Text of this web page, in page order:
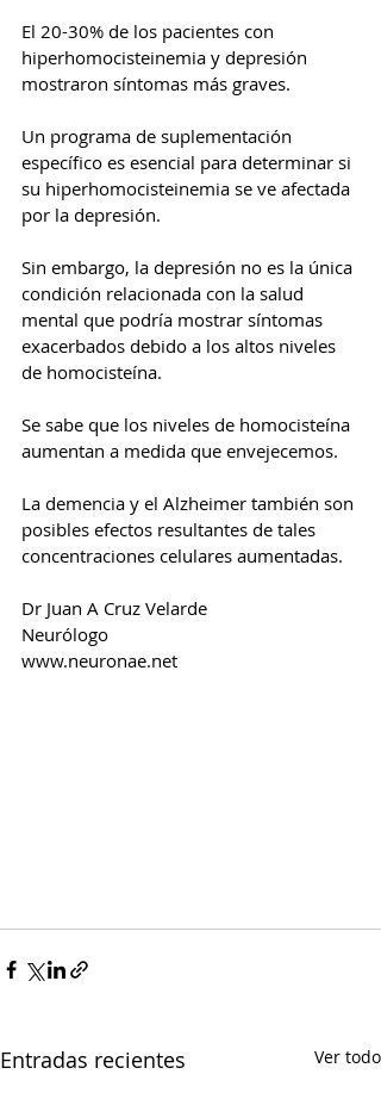
El 20-30% de los pacientes con
hiperhomocisteinemia y depresión
mostraron síntomas más graves.
Un programa de suplementación
específico es esencial para determinar si
su hiperhomocisteinemia se ve afectada
por la depresión.
Sin embargo, la depresión no es la única
condición relacionada con la salud
mental que podría mostrar síntomas
exacerbados debido a los altos niveles
de homocisteína.
Se sabe que los niveles de homocisteína
aumentan a medida que envejecemos.
La demencia y el Alzheimer también son
posibles efectos resultantes de tales
concentraciones celulares aumentadas.
Dr Juan A Cruz Velarde
Neurólogo
www.neuronae.net
Entradas recientes Ver todo